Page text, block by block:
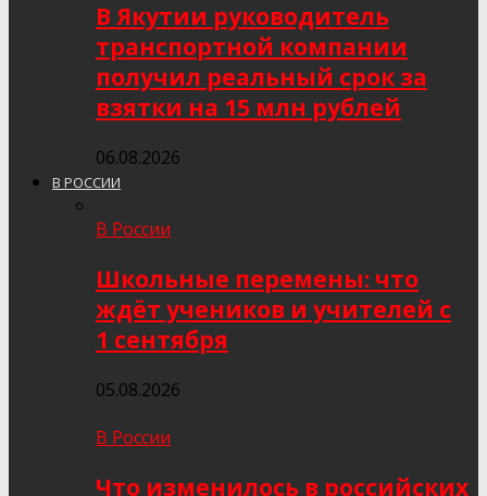
В Якутии руководитель
транспортной компании
получил реальный срок за
взятки на 15 млн рублей
06.08.2026
В РОССИИ
В России
Школьные перемены: что
ждёт учеников и учителей с
1 сентября
05.08.2026
В России
Что изменилось в российских